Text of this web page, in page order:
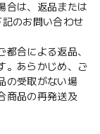
合は、返品または
のお問い合わせ
合による返品、
。あらかじめ、ご
の受取がない場
商品の再発送及